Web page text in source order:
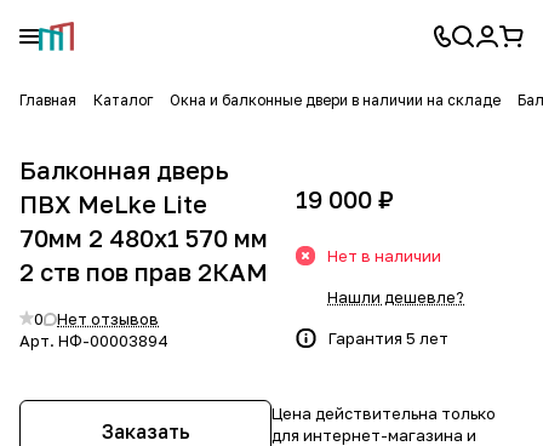
Главная Каталог Окна и балконные двери в наличии на складе
Балконная дверь
ПВХ MeLke Lite
70мм 2 480х1 570 мм
2 ств пов прав 2КАМ
0
Нет отзывов
Арт. НФ-00003894
Заказать
19 000 ₽
Нет в наличии
Нашли дешевле?
Гарантия 5 лет
Цена действительна только
для интернет-магазина и